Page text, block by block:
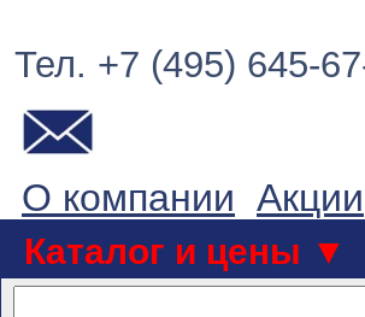
Тел. +7 (495) 645-
О компании Акции
Каталог и цены ▼